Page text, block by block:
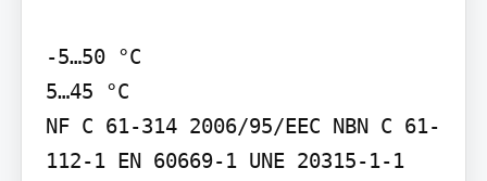
-5…50 °C
5…45 °C
NF C 61-314 2006/95/EEC NBN C 61-
112-1 EN 60669-1 UNE 20315-1-1